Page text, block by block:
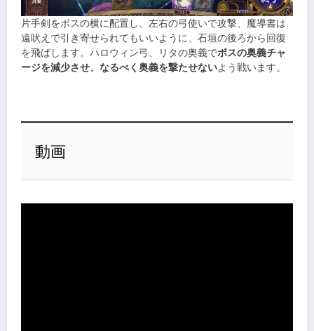
片手剣をボスの横に配置し、左右の弓使いで攻撃、魔導書は
遠吠えで引き寄せられてもいいように、石垣の後ろから回復
を飛ばします。ハロウィン弓、リタの奥義でボスの奥義チャ
ージを減少させ、なるべく奥義を撃たせないよう戦います。
動画